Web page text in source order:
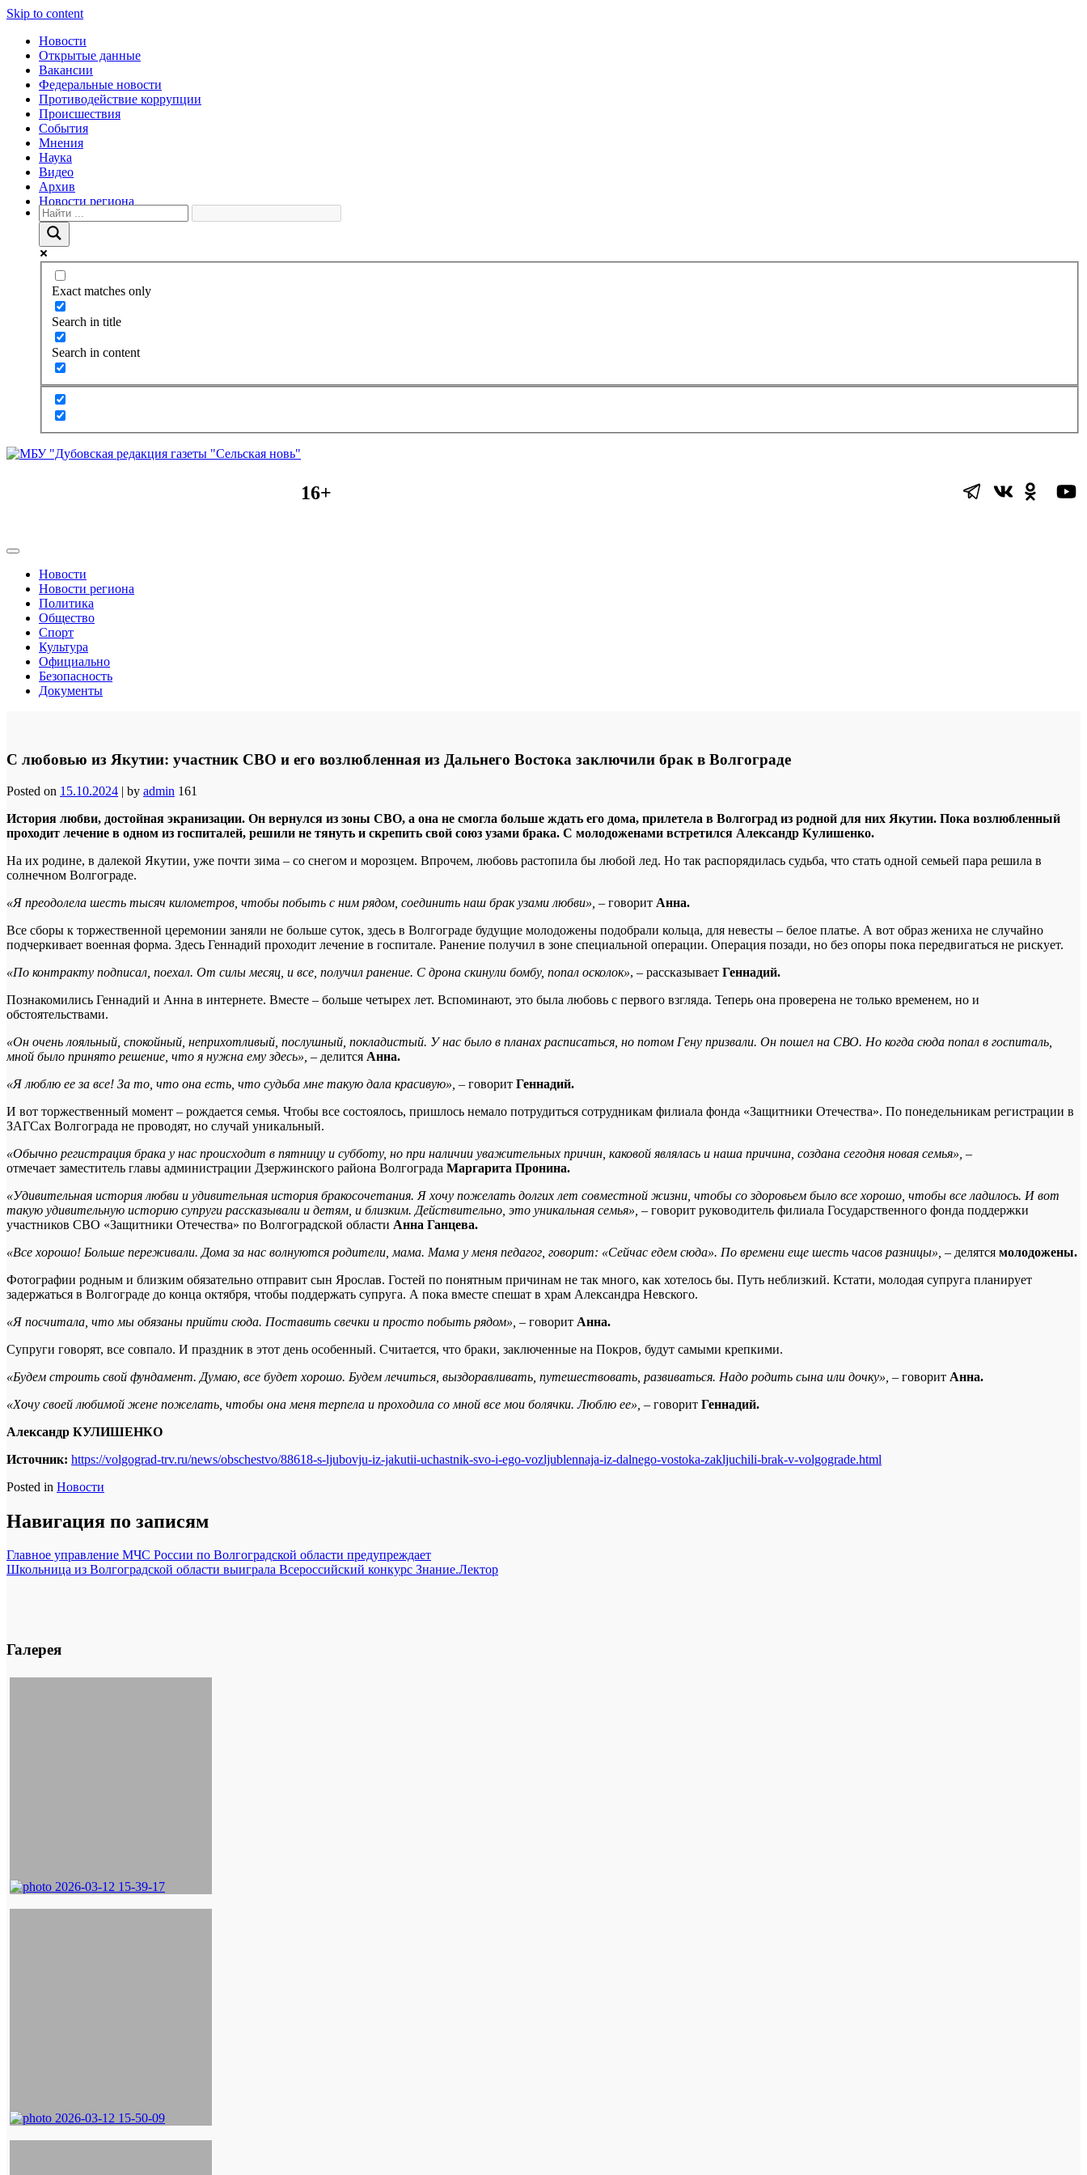
Skip to content
Новости
Открытые данные
Вакансии
Федеральные новости
Противодействие коррупции
Происшествия
События
Мнения
Наука
Видео
Архив
Новости региона
Exact matches only
Search in title
Search in content
16+
Новости
Новости региона
Политика
Общество
Спорт
Культура
Официально
Безопасность
Документы
С любовью из Якутии: участник СВО и его возлюбленная из Дальнего Востока заключили брак в Волгограде
Posted on 15.10.2024 | by admin 161
История любви, достойная экранизации. Он вернулся из зоны СВО, а она не смогла больше ждать его дома, прилетела в Волгоград из родной для них Якутии. Пока возлюбленный
проходит лечение в одном из госпиталей, решили не тянуть и скрепить свой союз узами брака. С молодоженами встретился Александр Кулишенко.
На их родине, в далекой Якутии, уже почти зима – со снегом и морозцем. Впрочем, любовь растопила бы любой лед. Но так распорядилась судьба, что стать одной семьей пара решила в
солнечном Волгограде.
«Я преодолела шесть тысяч километров, чтобы побыть с ним рядом, соединить наш брак узами любви», – говорит Анна.
Все сборы к торжественной церемонии заняли не больше суток, здесь в Волгограде будущие молодожены подобрали кольца, для невесты – белое платье. А вот образ жениха не случайно
подчеркивает военная форма. Здесь Геннадий проходит лечение в госпитале. Ранение получил в зоне специальной операции. Операция позади, но без опоры пока передвигаться не рискует.
«По контракту подписал, поехал. От силы месяц, и все, получил ранение. С дрона скинули бомбу, попал осколок», – рассказывает Геннадий.
Познакомились Геннадий и Анна в интернете. Вместе – больше четырех лет. Вспоминают, это была любовь с первого взгляда. Теперь она проверена не только временем, но и
обстоятельствами.
«Он очень лояльный, спокойный, неприхотливый, послушный, покладистый. У нас было в планах расписаться, но потом Гену призвали. Он пошел на СВО. Но когда сюда попал в госпиталь,
мной было принято решение, что я нужна ему здесь», – делится Анна.
«Я люблю ее за все! За то, что она есть, что судьба мне такую дала красивую», – говорит Геннадий.
И вот торжественный момент – рождается семья. Чтобы все состоялось, пришлось немало потрудиться сотрудникам филиала фонда «Защитники Отечества». По понедельникам регистрации в
ЗАГСах Волгограда не проводят, но случай уникальный.
«Обычно регистрация брака у нас происходит в пятницу и субботу, но при наличии уважительных причин, каковой являлась и наша причина, создана сегодня новая семья», –
отмечает заместитель главы администрации Дзержинского района Волгограда Маргарита Пронина.
«Удивительная история любви и удивительная история бракосочетания. Я хочу пожелать долгих лет совместной жизни, чтобы со здоровьем было все хорошо, чтобы все ладилось. И вот
такую удивительную историю супруги рассказывали и детям, и близким. Действительно, это уникальная семья», – говорит руководитель филиала Государственного фонда поддержки
участников СВО «Защитники Отечества» по Волгоградской области Анна Ганцева.
«Все хорошо! Больше переживали. Дома за нас волнуются родители, мама. Мама у меня педагог, говорит: «Сейчас едем сюда». По времени еще шесть часов разницы», – делятся молодожены.
Фотографии родным и близким обязательно отправит сын Ярослав. Гостей по понятным причинам не так много, как хотелось бы. Путь неблизкий. Кстати, молодая супруга планирует
задержаться в Волгограде до конца октября, чтобы поддержать супруга. А пока вместе спешат в храм Александра Невского.
«Я посчитала, что мы обязаны прийти сюда. Поставить свечки и просто побыть рядом», – говорит Анна.
Супруги говорят, все совпало. И праздник в этот день особенный. Считается, что браки, заключенные на Покров, будут самыми крепкими.
«Будем строить свой фундамент. Думаю, все будет хорошо. Будем лечиться, выздоравливать, путешествовать, развиваться. Надо родить сына или дочку», – говорит Анна.
«Хочу своей любимой жене пожелать, чтобы она меня терпела и проходила со мной все мои болячки. Люблю ее», – говорит Геннадий.
Александр КУЛИШЕНКО
Источник: https://volgograd-trv.ru/news/obschestvo/88618-s-ljubovju-iz-jakutii-uchastnik-svo-i-ego-vozljublennaja-iz-dalnego-vostoka-zakljuchili-brak-v-volgograde.html
Posted in Новости
Навигация по записям
Главное управление МЧС России по Волгоградской области предупреждает
Школьница из Волгоградской области выиграла Всероссийский конкурс Знание.Лектор
Галерея